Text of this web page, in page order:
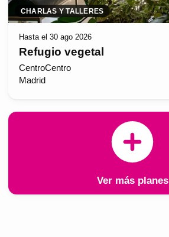
CHARLAS Y TALLERES
Hasta el 30 ago 2026
Refugio vegetal
CentroCentro
Madrid
Ver más planes